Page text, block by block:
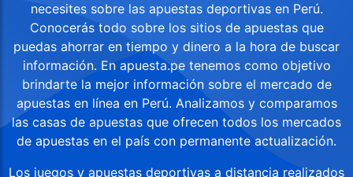
necesites sobre las apuestas deportivas en Perú.
Conocerás todo sobre los sitios de apuestas que
puedas ahorrar en tiempo y dinero a la hora de buscar
información. En apuesta.pe tenemos como objetivo
brindarte la mejor información sobre el mercado de
apuestas en línea en Perú. Analizamos y comparamos
las casas de apuestas que ofrecen todos los mercados
de apuestas en el país con permanente actualización.
Los juegos y apuestas deportivas a distancia realizados